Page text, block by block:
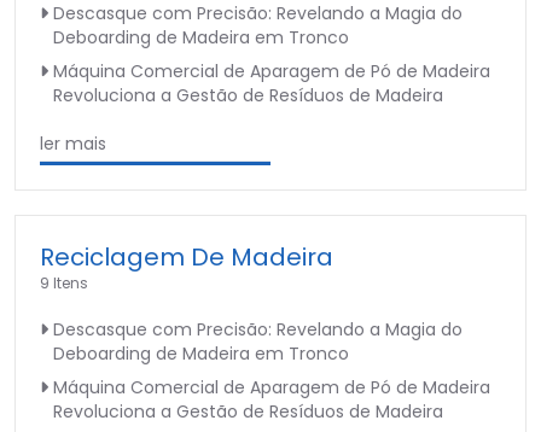
Descasque com Precisão: Revelando a Magia do
Deboarding de Madeira em Tronco
Máquina Comercial de Aparagem de Pó de Madeira
Revoluciona a Gestão de Resíduos de Madeira
ler mais
Reciclagem De Madeira
9 Itens
Descasque com Precisão: Revelando a Magia do
Deboarding de Madeira em Tronco
Máquina Comercial de Aparagem de Pó de Madeira
Revoluciona a Gestão de Resíduos de Madeira